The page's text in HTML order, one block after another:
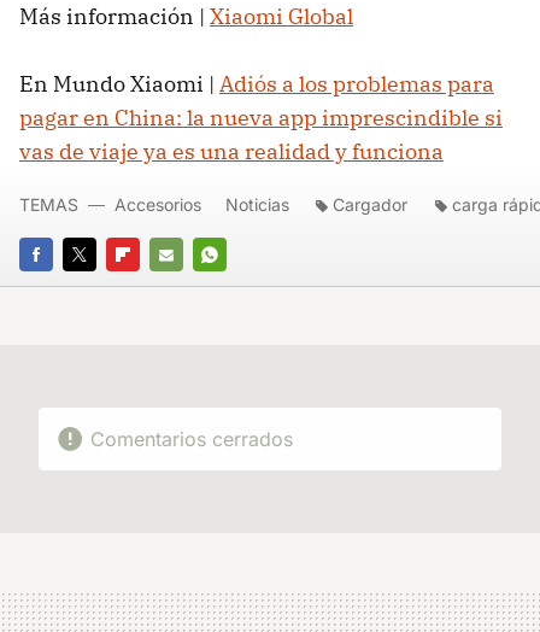
Más información | Xiaomi Global
En Mundo Xiaomi | Adiós a los problemas para
pagar en China: la nueva app imprescindible si
vas de viaje ya es una realidad y funciona
FACEBOOK
TWITTERFLIPBOARD
E-
WHATSAPP
TEMAS Accesorios Noticias Cargador carga
Comentarios cerrados